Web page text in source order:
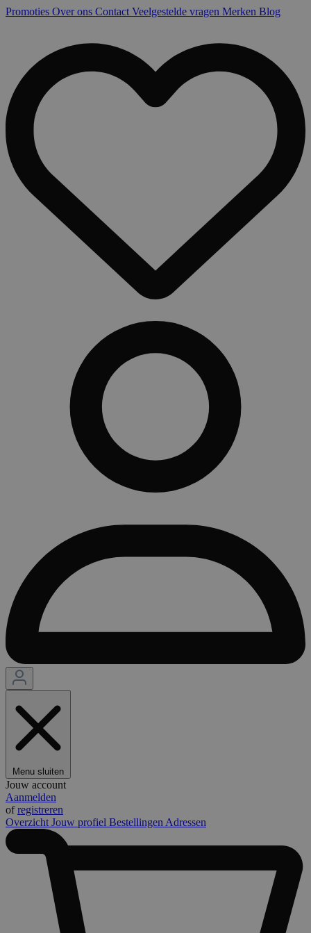
Promoties Over ons Contact Veelgestelde vragen Merken Blog
Menu sluiten
Jouw account
Aanmelden
ofregistreren
Overzicht Jouw profiel Bestellingen Adressen